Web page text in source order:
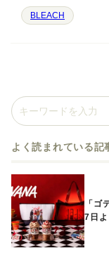
BLEACH
よく読まれている記
「
7日